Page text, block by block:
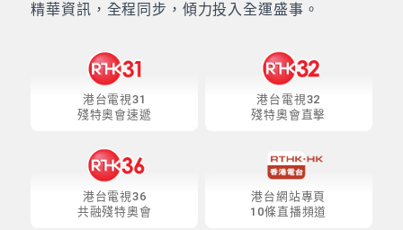
精華資訊，全程同步，傾力投入全運盛事。
港台電視31
殘特奧會速遞
港台電視32
殘特奧會直擊
港台電視36
共融殘特奧會
港台網站專頁
10條直播頻道